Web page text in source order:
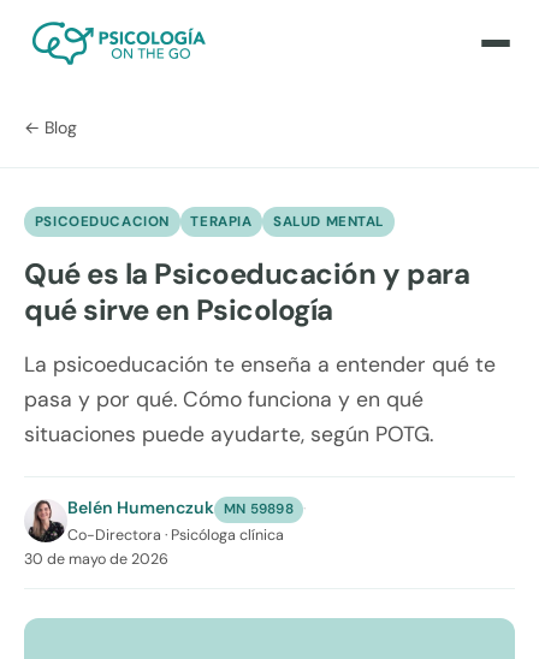
← Blog
PSICOEDUCACION TERAPIA SALUD MENTAL
Qué es la Psicoeducación y para
qué sirve en Psicología
La psicoeducación te enseña a entender qué te
pasa y por qué. Cómo funciona y en qué
situaciones puede ayudarte, según POTG.
Belén Humenczuk MN 59898 ·
Co-Directora · Psicóloga clínica
30 de mayo de 2026